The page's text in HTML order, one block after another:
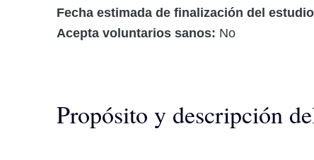
Fecha estimada de finalización del
Acepta voluntarios sanos: No
Propósito y descripción